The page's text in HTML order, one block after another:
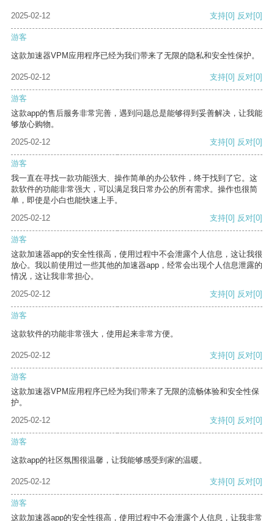
2025-02-12 支持[0] 反对[0]
游客
这款加速器VPM应用程序已经为我们带来了无限的隐私和安全性保护。
2025-02-12 支持[0] 反对[0]
游客
这款app的售后服务非常完善，遇到问题总是能够得到妥善解决，让我能
够放心购物。
2025-02-12
支持[0] 反对[0]
游客
我一直在寻找一款功能强大、操作简单的办公软件，终于找到了它。这
款软件的功能非常强大，可以满足我日常办公的所有需求。操作也很简
单，即使是小白也能快速上手。
2025-02-12
支持[0] 反对[0]
游客
这款加速器app的安全性很高，使用过程中不会泄露个人信息，这让我很
放心。我以前使用过一些其他的加速器app，经常会出现个人信息泄露的
情况，这让我非常担心。
2025-02-12
支持[0] 反对[0]
游客
这款软件的功能非常强大，使用起来非常方便。
2025-02-12 支持[0] 反对[0]
游客
这款加速器VPM应用程序已经为我们带来了无限的流畅体验和安全性保
护。
2025-02-12
支持[0] 反对[0]
游客
这款app的社区氛围很温馨，让我能够感受到家的温暖。
2025-02-12 支持[0] 反对[0]
游客
这款加速器app的安全性很高，使用过程中不会泄露个人信息，让我非常